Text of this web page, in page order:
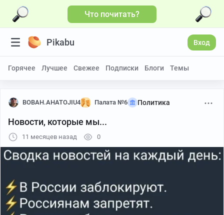
Что почитать?
Pikabu Вход
Горячее Лучшее Свежее Подписки Блоги Темы
BOBAH.AHATOJIU4 Палата №6 Политика
Новости, которые мы...
11 месяцев назад 0